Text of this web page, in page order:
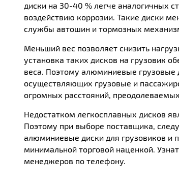
диски на 30-40 % легче аналогичных
воздействию коррозии. Такие диски
службы автошин и тормозных
Меньший вес позволяет снизить
установка таких дисков на грузовик
веса. Поэтому алюминиевые грузовые
осуществляющих грузовые и
огромных расстояний,
Недостатком легкосплавных дисков
Поэтому при выборе поставщика,
алюминиевые диски для грузовиков и
минимальной торговой наценкой.
менеджеров по телефону.